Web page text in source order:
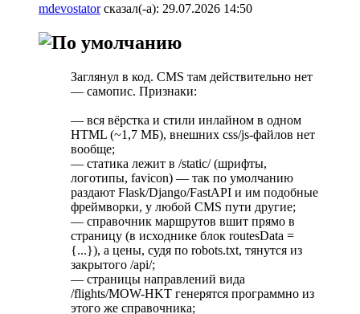
mdevostatorсказал(-а): 29.07.2026 14:50
Заглянул в код. CMS там действительно нет
— самопис. Признаки:
— вся вёрстка и стили инлайном в одном
HTML (~1,7 МБ), внешних css/js-файлов нет
вообще;
— статика лежит в /static/ (шрифты,
логотипы, favicon) — так по умолчанию
раздают Flask/Django/FastAPI и им подобные
фреймворки, у любой CMS пути другие;
— справочник маршрутов вшит прямо в
страницу (в исходнике блок routesData =
{...}), а цены, судя по robots.txt, тянутся из
закрытого /api/;
— страницы направлений вида
/flights/MOW-HKT генерятся программно из
этого же справочника;